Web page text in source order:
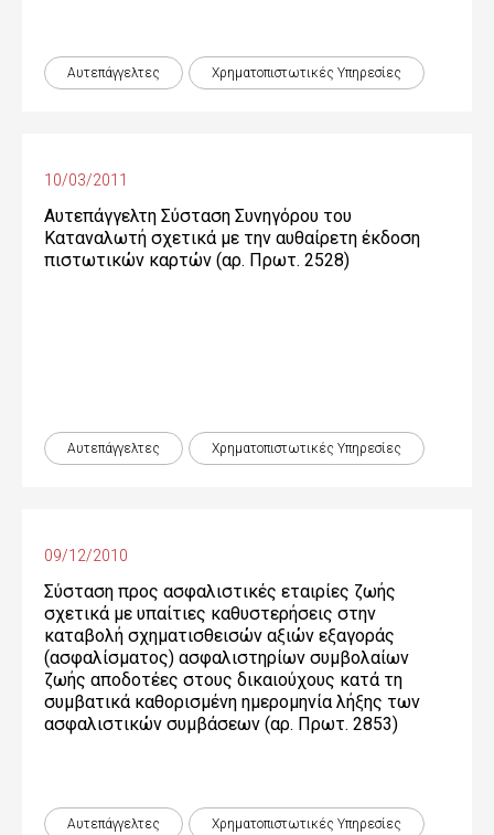
Αυτεπάγγελτες Χρηματοπιστωτικές Yπηρεσίες
10/03/2011
Αυτεπάγγελτη Σύσταση Συνηγόρου του
Καταναλωτή σχετικά με την αυθαίρετη έκδοση
πιστωτικών καρτών (αρ. Πρωτ. 2528)
Αυτεπάγγελτες Χρηματοπιστωτικές Yπηρεσίες
09/12/2010
Σύσταση προς ασφαλιστικές εταιρίες ζωής
σχετικά με υπαίτιες καθυστερήσεις στην
καταβολή σχηματισθεισών αξιών εξαγοράς
(ασφαλίσματος) ασφαλιστηρίων συμβολαίων
ζωής αποδοτέες στους δικαιούχους κατά τη
συμβατικά καθορισμένη ημερομηνία λήξης των
ασφαλιστικών συμβάσεων (αρ. Πρωτ. 2853)
Αυτεπάγγελτες Χρηματοπιστωτικές Yπηρεσίες